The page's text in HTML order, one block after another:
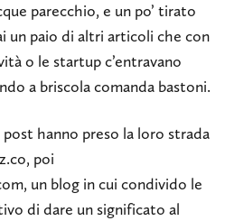
parecchio, e un po’ tirato
un paio di altri articoli che con
o le startup c’entravano
a briscola comanda bastoni.
hanno preso la loro strada
poi
un blog in cui condivido le
di dare un significato al